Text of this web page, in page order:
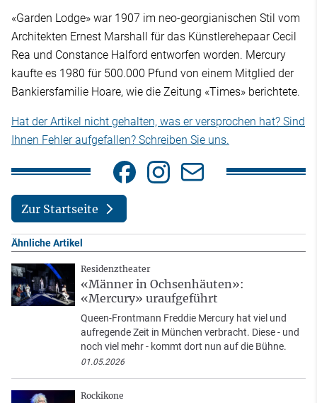
«Garden Lodge» war 1907 im neo-georgianischen Stil vom
Architekten Ernest Marshall für das Künstlerehepaar Cecil
Rea und Constance Halford entworfen worden. Mercury
kaufte es 1980 für 500.000 Pfund von einem Mitglied der
Bankiersfamilie Hoare, wie die Zeitung «Times» berichtete.
Hat der Artikel nicht gehalten, was er versprochen hat? Sind
Ihnen Fehler aufgefallen? Schreiben Sie uns.
Zur Startseite
Ähnliche Artikel
Residenztheater
«Männer in Ochsenhäuten»:
«Mercury» uraufgeführt
Queen-Frontmann Freddie Mercury hat viel und
aufregende Zeit in München verbracht. Diese - und
noch viel mehr - kommt dort nun auf die Bühne.
01.05.2026
Rockikone